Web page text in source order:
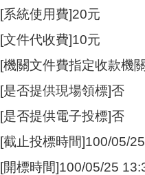
[系統使用費]20元
[文件代收費]10元
[機關文件費指定收款機
[是否提供現場領標]否
[是否提供電子投標]否
[截止投標時間]100/05/
[開標時間]100/05/25